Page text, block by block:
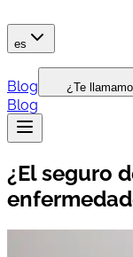
es
Blog ¿Te
Blog
¿El seguro